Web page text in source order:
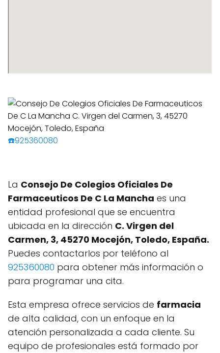
☎️925360080
La Consejo De Colegios Oficiales De
Farmaceuticos De C La Mancha es una
entidad profesional que se encuentra
ubicada en la dirección C. Virgen del
Carmen, 3, 45270 Mocejón, Toledo, España.
Puedes contactarlos por teléfono al
925360080 para obtener más información o
para programar una cita.
Esta empresa ofrece servicios de farmacia
de alta calidad, con un enfoque en la
atención personalizada a cada cliente. Su
equipo de profesionales está formado por